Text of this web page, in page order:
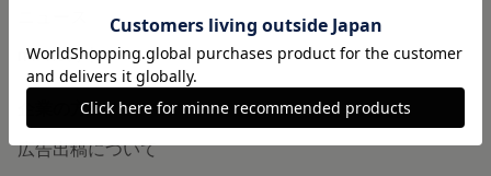
minneの本
企業の方へ
広告出稿について